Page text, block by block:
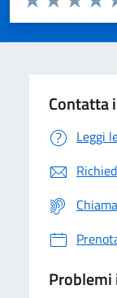
Valuta 3
Valuta 2
Valuta 1 stelle
Contatta
Leggi
Problemi